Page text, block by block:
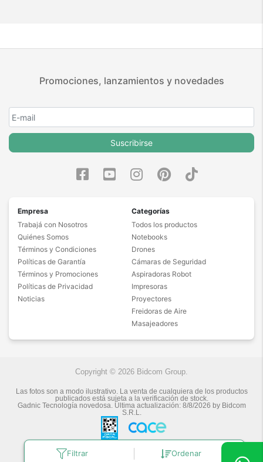
Filtrar Ordenar
Promociones, lanzamientos y novedades
Suscribirse
Empresa
Trabajá con Nosotros
Quiénes Somos
Términos y Condiciones
Políticas de Garantía
Términos y Promociones
Políticas de Privacidad
Noticias
Categorías
Todos los productos
Notebooks
Drones
Cámaras de Seguridad
Aspiradoras Robot
Impresoras
Proyectores
Freidoras de Aire
Masajeadores
Copyright © 2026 Bidcom Group.
Las fotos son a modo ilustrativo. La venta de cualquiera de los productos
publicados está sujeta a la verificación de stock.
Gadnic Tecnología novedosa.Última actualización: 8/8/2026 by Bidcom
S.R.L.
Botón de arrepentimiento